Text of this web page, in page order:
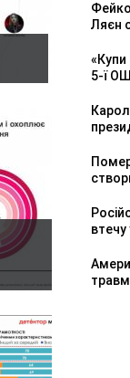
Ляєн
«Купи
5-ї
втечу